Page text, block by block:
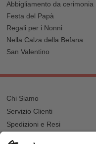
Abbigliamento da cerimonia
Festa del Papà
Regali per i Nonni
Nella Calza della Befana
San Valentino
Chi Siamo
Servizio Clienti
Spedizioni e Resi